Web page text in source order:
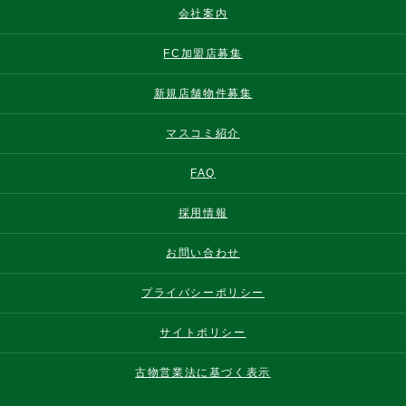
会社案内
FC加盟店募集
新規店舗物件募集
マスコミ紹介
FAQ
採用情報
お問い合わせ
プライバシーポリシー
サイトポリシー
古物営業法に基づく表示